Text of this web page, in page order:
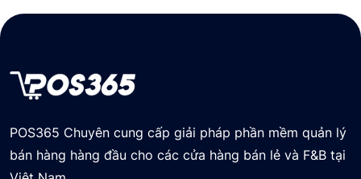
POS365 Chuyên cung cấp giải pháp phần mềm quản lý
bán hàng hàng đầu cho các cửa hàng bán lẻ và F&B tại